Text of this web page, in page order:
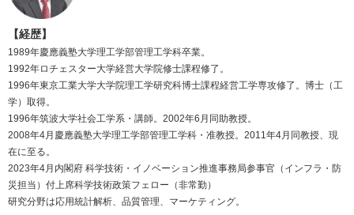
【経歴】
1989年慶應義塾大学理工学部管理工学科卒業。
1992年ロチェスター大学経営大学院修士課程修了。
1996年東京工業大学大学院理工学研究科博士課程経営工学専攻修了。博士（工
学）取得。
1996年筑波大学社会工学系・講師。2002年6月同助教授。
2008年4月慶應義塾大学理工学部管理工学科・准教授。2011年4月同教授、現
在に至る。
2023年4月内閣府 科学技術・イノベーション推進事務局参事官（インフラ・防
災担当）付上席科学技術政策フェロー（非常勤）
研究分野は応用統計解析、品質管理、マーケティング。